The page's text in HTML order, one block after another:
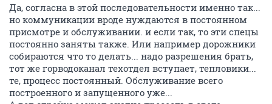
Да, согласна в этой последовательности именно так...
но коммуникации вроде нуждаются в постоянном
присмотре и обслуживании. и если так, то эти спецы
постоянно заняты также. Или например дорожники
собираются что то делать... надо разрешения брать,
тот же горводоканал техотдел вступает, тепловики...
те, процесс постоянный. Обслуживание всего
построенного и запущенного уже...